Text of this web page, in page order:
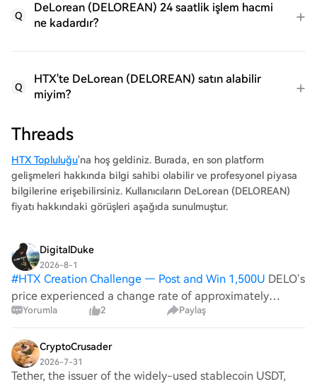
Q
DeLorean (DELOREAN) 24 saatlik işlem hacmi
ne kadardır?
Q
HTX'te DeLorean (DELOREAN) satın alabilir
miyim?
Threads
HTX Topluluğu'na hoş geldiniz. Burada, en son platform
gelişmeleri hakkında bilgi sahibi olabilir ve profesyonel piyasa
bilgilerine erişebilirsiniz. Kullanıcıların DeLorean (DELOREAN)
fiyatı hakkındaki görüşleri aşağıda sunulmuştur.
DigitalDuke
2026-8-1
#HTX Creation Challenge — Post and Win 1,500U DELO’s
price experienced a change rate of approximately
-0.38%. This downtrend might be reflective of broader
traders often react to news that aff
Yorumla 2 Paylaş
CryptoCrusader
2026-7-31
Tether, the issuer of the widely-used stablecoin USDT,